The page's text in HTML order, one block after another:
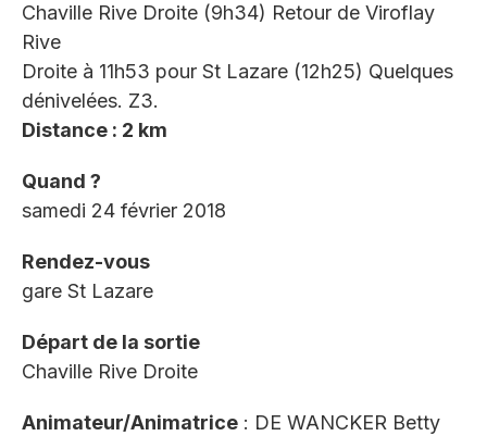
Chaville Rive Droite (9h34) Retour de Viroflay
Rive
Droite à 11h53 pour St Lazare (12h25) Quelques
dénivelées. Z3.
Distance : 2 km
Quand ?
samedi 24 février 2018
Rendez-vous
gare St Lazare
Départ de la sortie
Chaville Rive Droite
Animateur/Animatrice : DE WANCKER Betty